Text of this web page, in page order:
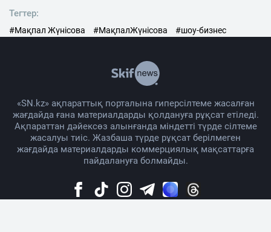
Тегтер:
#Мақпал Жүнісова #МақпалЖүнісова #шоу-бизнес
«SN.kz» ақпараттық порталына гиперсілтеме жасалған
жағдайда ғана материалдарды қолдануға рұқсат етіледі.
Ақпараттан дәйексөз алынғанда міндетті түрде сілтеме
жасалуы тиіс. Жазбаша түрде рұқсат берілмеген
жағдайда материалдарды коммерциялық мақсаттарға
пайдалануға болмайды.